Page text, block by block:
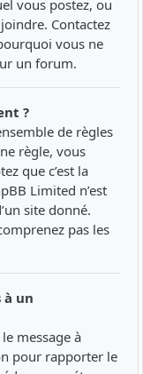
vous postez, ou
Contactez
vous ne
un forum.
?
de règles
règle, vous
que c’est la
Limited n’est
site donné.
pas les
à un
message à
pour rapporter le